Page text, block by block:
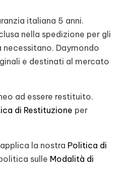
italiana 5 anni.
nella spedizione per gli
Daymondo
e destinati al mercato
ad essere restituito.
di Restituzione per
la nostra Politica di
sulle Modalità di